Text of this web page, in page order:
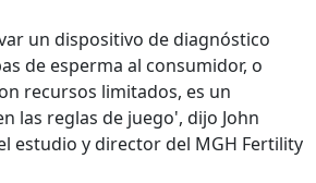
un dispositivo de diagnóstico
de esperma al consumidor, o
recursos limitados, es un
las reglas de juego', dijo John
estudio y director del MGH Fertility